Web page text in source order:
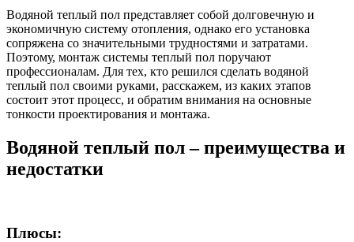
Водяной теплый пол представляет собой долговечную и
экономичную систему отопления, однако его установка
сопряжена со значительными трудностями и затратами.
Поэтому, монтаж системы теплый пол поручают
профессионалам. Для тех, кто решился сделать водяной
теплый пол своими руками, расскажем, из каких этапов
состоит этот процесс, и обратим внимания на основные
тонкости проектирования и монтажа.
Водяной теплый пол – преимущества и
недостатки
Плюсы: